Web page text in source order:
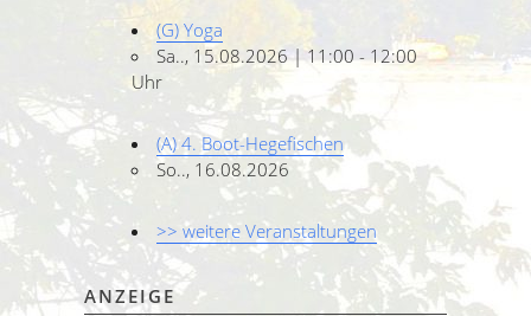
(G) Yoga
Sa.., 15.08.2026 | 11:00 - 12:00
Uhr
(A) 4. Boot-Hegefischen
So.., 16.08.2026
>> weitere Veranstaltungen
ANZEIGE